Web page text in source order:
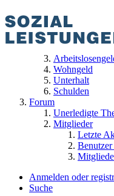
Wohngeld
Unterhalt
Schulden
Forum
Unerledigte
Mitglieder
Letzte
Anmelden oder
Suche